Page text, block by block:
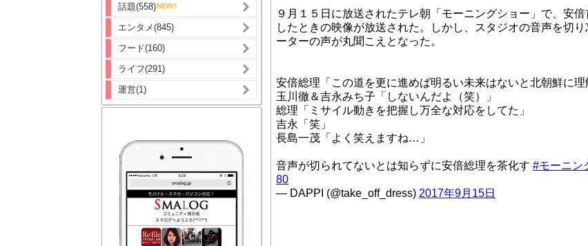
話題(558)
エンタメ(845)
フード(160)
ライフ(291)
運営(1)
９月１５日に放送されたテレ朝「モーニングショー」で、安
したときの映像が放送された。しかし、スタジオの音声を切
ーターの声が丸聞こえとなった。
安倍総理「この道を更に進めば明るい未来はないと北朝鮮に理
玉川徹＆吉永みち子「しないんだよ（笑）」
総理「ミサイル動きを把握し万全な対応をしてた」
吉永「笑」
長島一茂「よく笑えますね…」
音声が切られてないとは知らずに安倍総理を茶化す #モーニン
80
— DAPPI (@take_off_dress) 2017年9月15日